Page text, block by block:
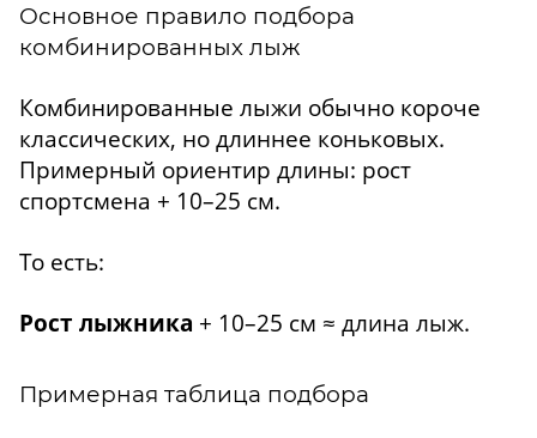
Основное правило подбора
комбинированных лыж
Комбинированные лыжи обычно короче
классических, но длиннее коньковых.
Примерный ориентир длины: рост
спортсмена + 10–25 см.
То есть:
Рост лыжника + 10–25 см ≈ длина лыж.
Примерная таблица подбора